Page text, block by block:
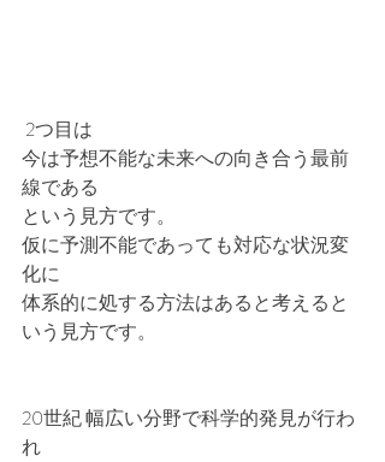
2つ目は
今は予想不能な未来への向き合う最前
線である
という見方です。
仮に予測不能であっても対応な状況変
化に
体系的に処する方法はあると考えると
いう見方です。
20世紀 幅広い分野で科学的発見が行わ
れ